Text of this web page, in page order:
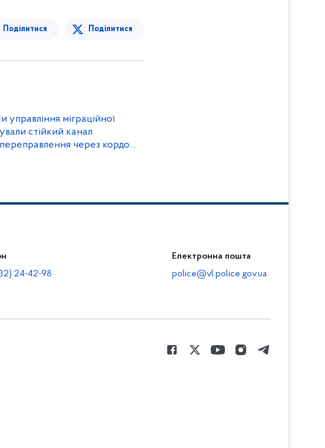
Поділитися Поділитися
міграційної
стійкий канал
через кордон
24-42-98
Електронна пошта
police@vl.police.gov.ua